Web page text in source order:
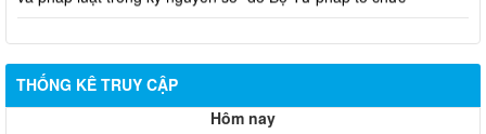
THỐNG KÊ TRUY CẬP
Hôm nay